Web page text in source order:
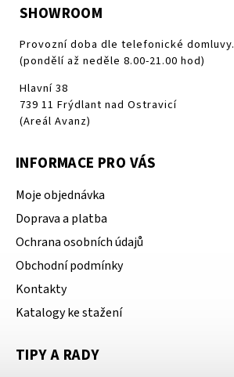
SHOWROOM
Provozní doba dle telefonické domluvy.
(pondělí až neděle 8.00-21.00 hod)
Hlavní 38
739 11 Frýdlant nad Ostravicí
(Areál Avanz)
INFORMACE PRO VÁS
Moje objednávka
Doprava a platba
Ochrana osobních údajů
Obchodní podmínky
Kontakty
Katalogy ke stažení
TIPY A RADY